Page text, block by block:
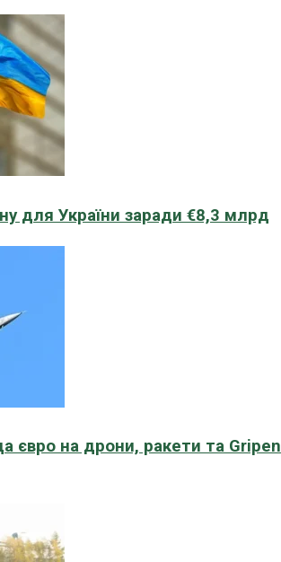
для України заради €8,3 млрд
євро на дрони, ракети та Gripen